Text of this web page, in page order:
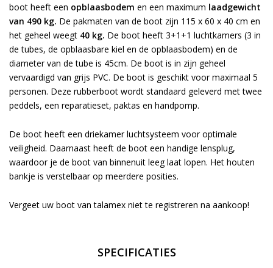
boot heeft een opblaasbodem en een maximum laadgewicht
van 490 kg. De pakmaten van de boot zijn 115 x 60 x 40 cm en
het geheel weegt 40 kg. De boot heeft 3+1+1 luchtkamers (3 in
de tubes, de opblaasbare kiel en de opblaasbodem) en de
diameter van de tube is 45cm. De boot is in zijn geheel
vervaardigd van grijs PVC. De boot is geschikt voor maximaal 5
personen. Deze rubberboot wordt standaard geleverd met twee
peddels, een reparatieset, paktas en handpomp.
De boot heeft een driekamer luchtsysteem voor optimale
veiligheid. Daarnaast heeft de boot een handige lensplug,
waardoor je de boot van binnenuit leeg laat lopen. Het houten
bankje is verstelbaar op meerdere posities.
Vergeet uw boot van talamex niet te registreren na aankoop!
SPECIFICATIES